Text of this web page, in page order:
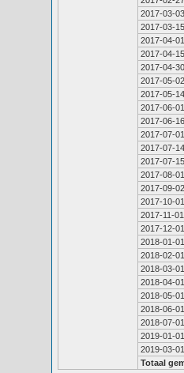
2017-03-03
2017-03-15
2017-04-01
2017-04-15
2017-04-30
2017-05-02
2017-05-14
2017-06-01
2017-06-16
2017-07-01
2017-07-14
2017-07-15
2017-08-01
2017-09-02
2017-10-01
2017-11-01
2017-12-01
2018-01-01
2018-02-01
2018-03-01
2018-04-01
2018-05-01
2018-06-01
2018-07-01
2019-01-01
2019-03-01
Totaal